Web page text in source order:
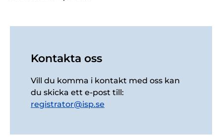
Kontakta oss
Vill du komma i kontakt med oss kan
du skicka ett e-post till:
registrator@isp.se